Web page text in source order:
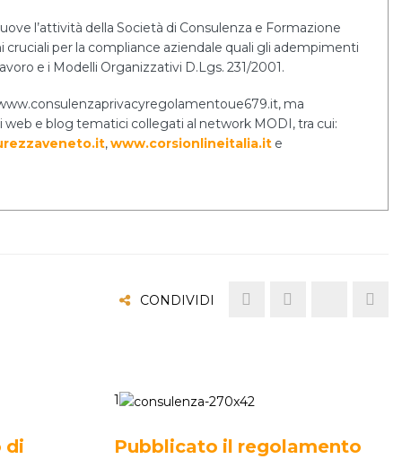
l’attività della Società di Consulenza e Formazione
per la compliance aziendale quali gli adempimenti
e i Modelli Organizzativi D.Lgs. 231/2001.
ma
e blog tematici collegati al network MODI, tra cui:
,www.corsionlineitalia.it e
CONDIVIDI
di
1
Pubblicato il regolamento